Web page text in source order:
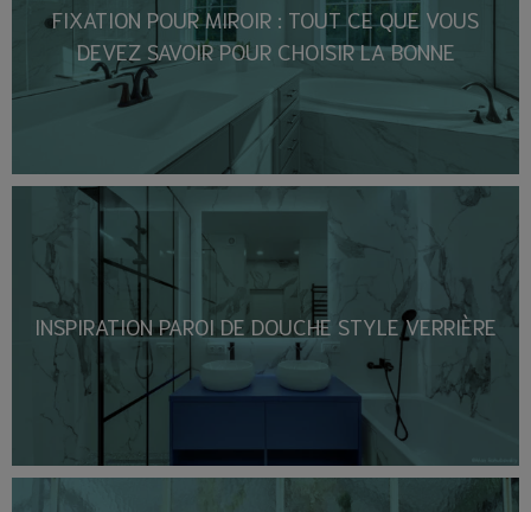
FIXATION POUR MIROIR : TOUT CE QUE VOUS
DEVEZ SAVOIR POUR CHOISIR LA BONNE
INSPIRATION PAROI DE DOUCHE STYLE VERRIÈRE